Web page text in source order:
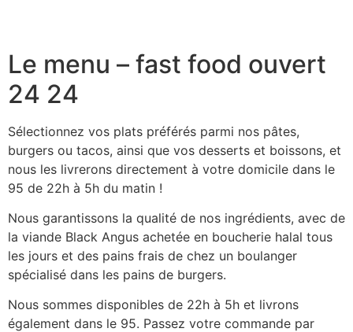
Le menu – fast food ouvert
24 24
Sélectionnez vos plats préférés parmi nos pâtes,
burgers ou tacos, ainsi que vos desserts et boissons, et
nous les livrerons directement à votre domicile dans le
95 de 22h à 5h du matin !
Nous garantissons la qualité de nos ingrédients, avec de
la viande Black Angus achetée en boucherie halal tous
les jours et des pains frais de chez un boulanger
spécialisé dans les pains de burgers.
Nous sommes disponibles de 22h à 5h et livrons
également dans le 95. Passez votre commande par